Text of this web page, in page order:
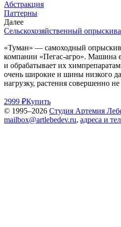
Абстракция
Паттерны
Далее
Сельскохозяйственный
«Туман» — самоходный
компании «Пегас-агро». Машина
и обрабатывает их
очень широкие и шины низкого
нагрузку, растения совершенно
2999 ₽Купить
© 1995–2026 Студия Артемия
mailbox@artlebedev.ru, адреса и